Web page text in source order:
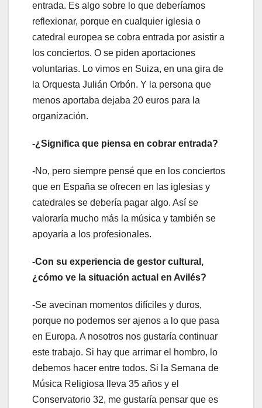
entrada. Es algo sobre lo que deberíamos
reflexionar, porque en cualquier iglesia o
catedral europea se cobra entrada por asistir a
los conciertos. O se piden aportaciones
voluntarias. Lo vimos en Suiza, en una gira de
la Orquesta Julián Orbón. Y la persona que
menos aportaba dejaba 20 euros para la
organización.
-¿Significa que piensa en cobrar entrada?
-No, pero siempre pensé que en los conciertos
que en España se ofrecen en las iglesias y
catedrales se debería pagar algo. Así se
valoraría mucho más la música y también se
apoyaría a los profesionales.
-Con su experiencia de gestor cultural,
¿cómo ve la situación actual en Avilés?
-Se avecinan momentos difíciles y duros,
porque no podemos ser ajenos a lo que pasa
en Europa. A nosotros nos gustaría continuar
este trabajo. Si hay que arrimar el hombro, lo
debemos hacer entre todos. Si la Semana de
Música Religiosa lleva 35 años y el
Conservatorio 32, me gustaría pensar que es